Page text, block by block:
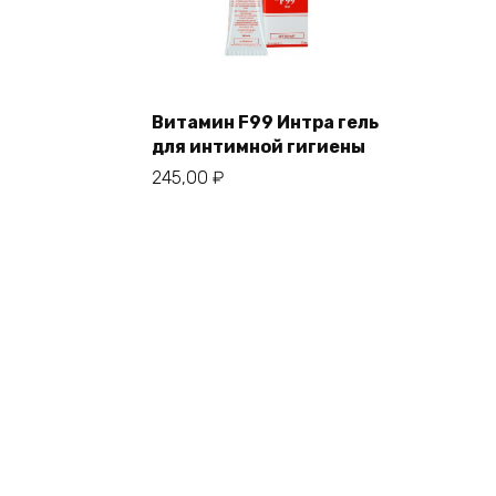
Витамин F99 Интра гель
для интимной гигиены
245,00 ₽